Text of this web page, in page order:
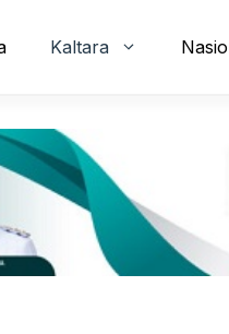
Kaltara